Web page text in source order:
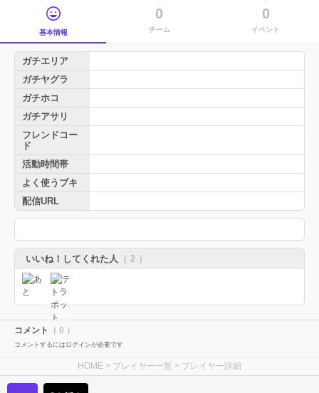
基本情報
0
チーム
0
イベント
ガチエリア
ガチヤグラ
ガチホコ
ガチアサリ
フレンドコー
ド
活動時間帯
よく使うブキ
配信URL
いいね！してくれた人 （ 2 ）
コメント （ 0 ）
コメントするにはログインが必要です
HOME > プレイヤー一覧 > プレイヤー詳細